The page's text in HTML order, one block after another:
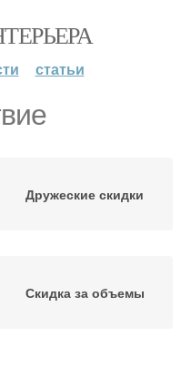
статьи
Дружеские скидки
Скидка за объемы